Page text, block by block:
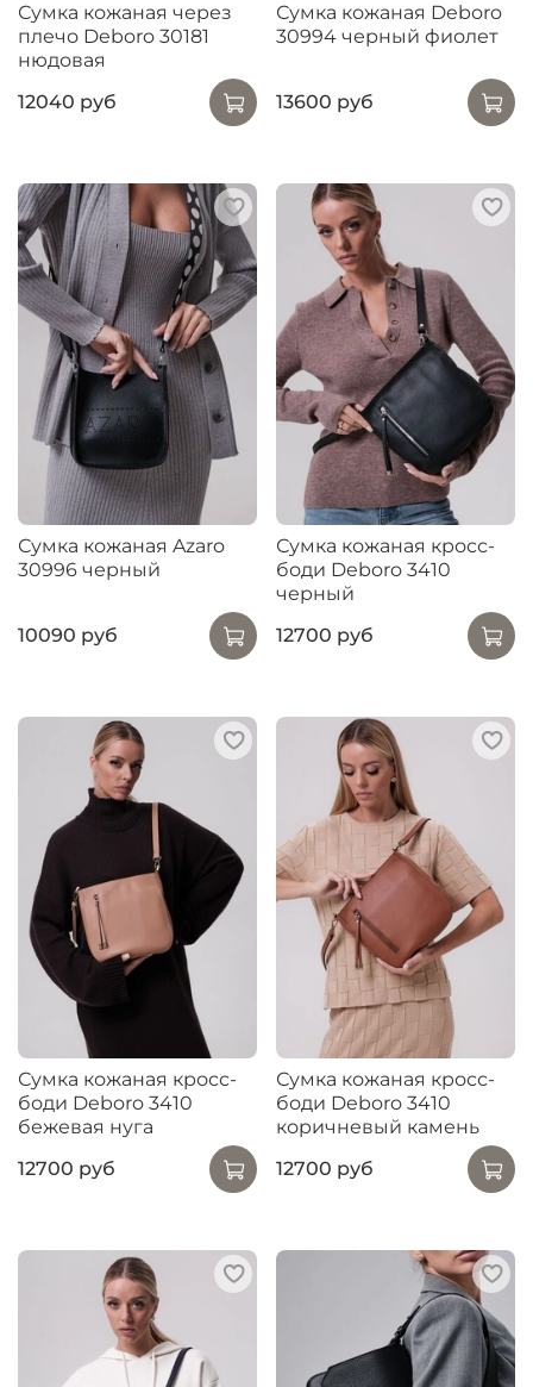
Сумка кожаная через
плечо Deboro 30181
нюдовая
12040 руб
Сумка кожаная Deboro
30994 черный фиолет
13600 руб
Сумка кожаная Azaro
30996 черный
10090 руб
Сумка кожаная кросс-
боди Deboro 3410
черный
12700 руб
Сумка кожаная кросс-
боди Deboro 3410
бежевая нуга
12700 руб
Сумка кожаная кросс-
боди Deboro 3410
коричневый камень
12700 руб